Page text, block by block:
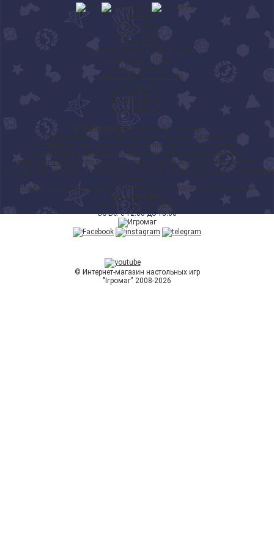
◦ Манчкин
◦ Диксит (Dixit)
Монополия
Алиас (Alias)
Билет на Поезд (Ticket to Ride)
◦ Колонизаторы (Catan)
Hasbro (Хасбро)
◦ Каркассон (Carcassonne)
Детские игры
(067) 589-03-97
(095) 589-03-97
(093) 589-03-97
info@igromag.ua - магазин Igromagг
opt@igromag.ua - по вопросам оптовых закупок и продаж
order@igromag.ua - по вопросам поставок и дистрибуции
marketing@igromag.ua - по вопросам контента и маркетинга
event@igromag.ua - по вопросам организации игротек и мероприятий
ua-project@igromag.ua - по вопросам сотрудничества с авторами и разработки
настольных игр
irina.karpenko@igromag.ua - по вопросам сотрудничества и вакансий
Мы работаем:
Пн-Пт: с 10:00 до 20:00
Сб-Вс: с 12:00 до 18:00
© Интернет-магазин настольных игр
"Ігромаг" 2008-2026